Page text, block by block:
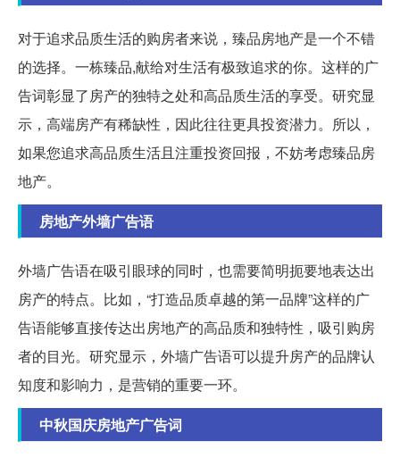
对于追求品质生活的购房者来说，臻品房地产是一个不错
的选择。一栋臻品,献给对生活有极致追求的你。这样的广
告词彰显了房产的独特之处和高品质生活的享受。研究显
示，高端房产有稀缺性，因此往往更具投资潜力。所以，
如果您追求高品质生活且注重投资回报，不妨考虑臻品房
地产。
房地产外墙广告语
外墙广告语在吸引眼球的同时，也需要简明扼要地表达出
房产的特点。比如，“打造品质卓越的第一品牌”这样的广
告语能够直接传达出房地产的高品质和独特性，吸引购房
者的目光。研究显示，外墙广告语可以提升房产的品牌认
知度和影响力，是营销的重要一环。
中秋国庆房地产广告词